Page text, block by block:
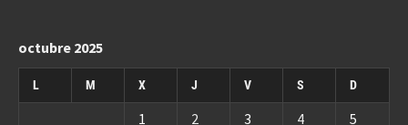
octubre 2025
L M X J V S D
1 2 3 4 5